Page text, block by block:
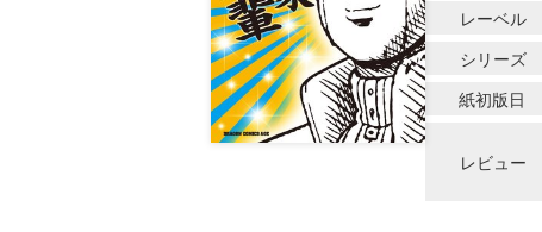
レーベル
シリーズ
紙初版日
レビュー